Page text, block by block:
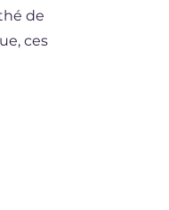
de
ces